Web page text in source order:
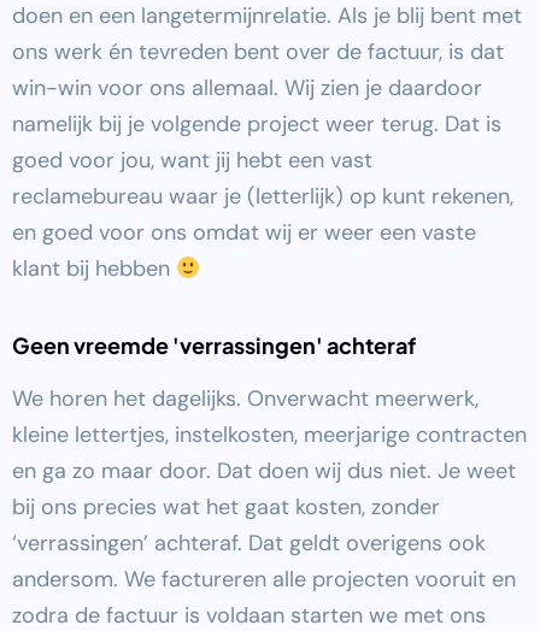
doen en een langetermijnrelatie. Als je blij bent met
ons werk én tevreden bent over de factuur, is dat
win-win voor ons allemaal. Wij zien je daardoor
namelijk bij je volgende project weer terug. Dat is
goed voor jou, want jij hebt een vast
reclamebureau waar je (letterlijk) op kunt rekenen,
en goed voor ons omdat wij er weer een vaste
klant bij hebben
Geen vreemde 'verrassingen' achteraf
We horen het dagelijks. Onverwacht meerwerk,
kleine lettertjes, instelkosten, meerjarige contracten
en ga zo maar door. Dat doen wij dus niet. Je weet
bij ons precies wat het gaat kosten, zonder
‘verrassingen’ achteraf. Dat geldt overigens ook
andersom. We factureren alle projecten vooruit en
zodra de factuur is voldaan starten we met ons